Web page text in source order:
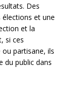
Des
élections et une
et la
si ces
partisane, ils
du public dans